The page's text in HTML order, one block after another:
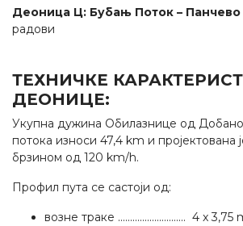
Деоница Ц: Бубањ Поток – Панчево
радови
ТЕХНИЧКЕ
ДЕОНИЦЕ:
Укупна дужина Обилазнице од
потока износи 47,4 km и пројектована
брзином од 120 km/h.
Профил пута се састоји од:
возне траке ............................ 4 x 3,75